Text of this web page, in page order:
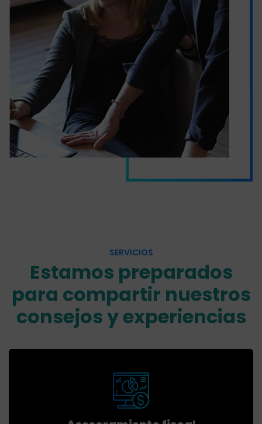
SERVICIOS
Estamos preparados
para compartir nuestros
consejos y experiencias